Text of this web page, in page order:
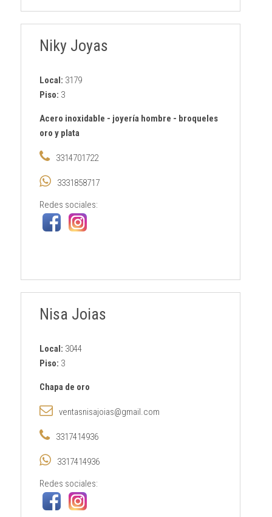
Niky Joyas
Local: 3179
Piso: 3
Acero inoxidable - joyería hombre - broqueles
oro y plata
3314701722
3331858717
Redes sociales:
Nisa Joias
Local: 3044
Piso: 3
Chapa de oro
ventasnisajoias@gmail.com
3317414936
3317414936
Redes sociales: